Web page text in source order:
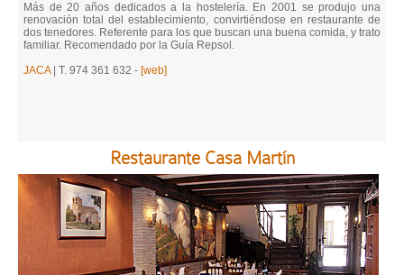
Más de 20 años dedicados a la hostelería. En 2001 se produjo una
renovación total del establecimiento, convirtiéndose en restaurante de
dos tenedores. Referente para los que buscan una buena comida, y trato
familiar. Recomendado por la Guía Repsol.
JACA| T. 974 361 632 - [web]
Restaurante Casa Martín